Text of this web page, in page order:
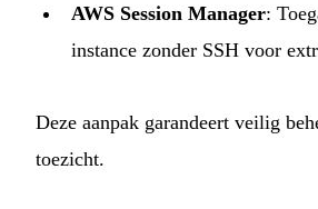
AWS Session Manager:
instance zonder SSH voor
Deze aanpak garandeert veilig
toezicht.